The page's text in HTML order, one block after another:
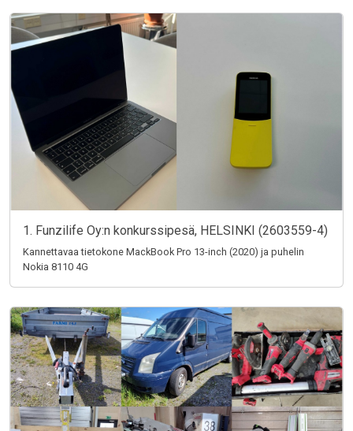
1. Funzilife Oy:n konkurssipesä, HELSINKI (2603559-4)
Kannettavaa tietokone MackBook Pro 13-inch (2020) ja puhelin
Nokia 8110 4G